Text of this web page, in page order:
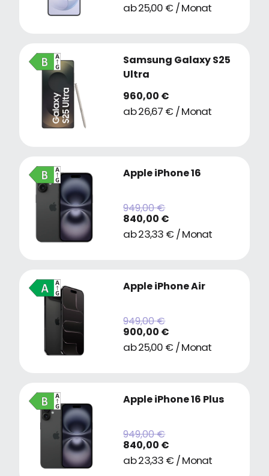
ab 25,00 € / Monat
Samsung Galaxy S25
Ultra
960,00 €
ab 26,67 € / Monat
Apple iPhone 16
949,00 €
840,00 €
ab 23,33 € / Monat
Apple iPhone Air
949,00 €
900,00 €
ab 25,00 € / Monat
Apple iPhone 16 Plus
949,00 €
840,00 €
ab 23,33 € / Monat